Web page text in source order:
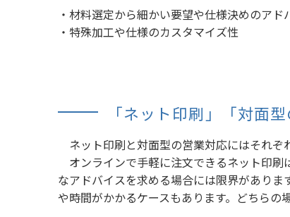
・材料選定から細かい要望や仕様決めのア
・特殊加工や仕様のカスタマイズ性
「ネット印刷」「対面
ネット印刷と対面型の営業対応にはそれぞ
オンラインで手軽に注文できるネット印刷
なアドバイスを求める場合には限界があり
や時間がかかるケースもあります。どちら